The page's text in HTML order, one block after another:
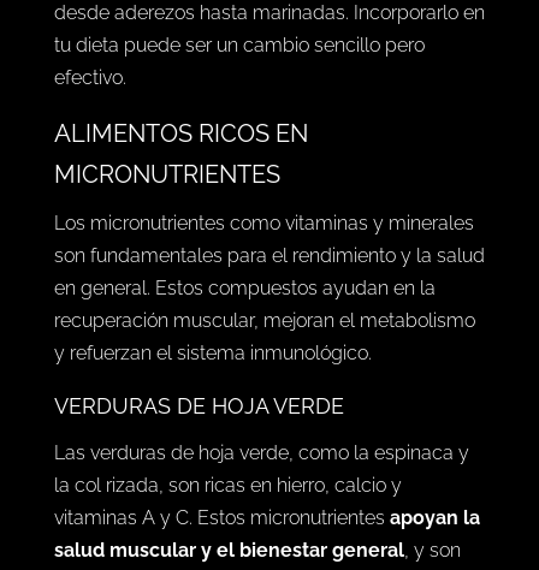
desde aderezos hasta marinadas. Incorporarlo en
tu dieta puede ser un cambio sencillo pero
efectivo.
ALIMENTOS RICOS EN
MICRONUTRIENTES
Los micronutrientes como vitaminas y minerales
son fundamentales para el rendimiento y la salud
en general. Estos compuestos ayudan en la
recuperación muscular, mejoran el metabolismo
y refuerzan el sistema inmunológico.
VERDURAS DE HOJA VERDE
Las verduras de hoja verde, como la espinaca y
la col rizada, son ricas en hierro, calcio y
vitaminas A y C. Estos micronutrientes apoyan la
salud muscular y el bienestar general, y son